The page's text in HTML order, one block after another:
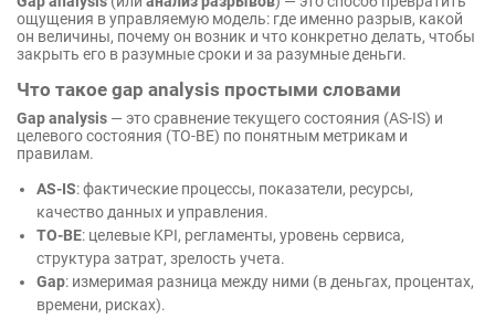
ощущения в управляемую модель: где именно разрыв, какой
он величины, почему он возник и что конкретно делать, чтобы
закрыть его в разумные сроки и за разумные деньги.
Что такое gap analysis простыми словами
Gap analysis — это сравнение текущего состояния (AS-IS) и
целевого состояния (TO-BE) по понятным метрикам и
правилам.
AS-IS: фактические процессы, показатели, ресурсы,
качество данных и управления.
TO-BE: целевые KPI, регламенты, уровень сервиса,
структура затрат, зрелость учета.
Gap: измеримая разница между ними (в деньгах, процентах,
времени, рисках).